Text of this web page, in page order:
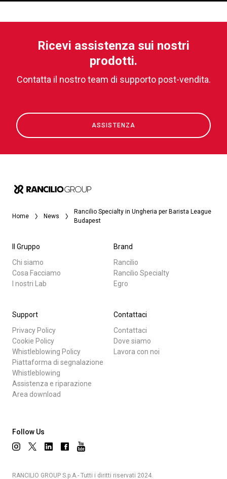
Ricevi assistenza sui nostri
prodotti.
Contatta il nostro team di supporto post-vendita.
ASSISTENZA
Home News
Rancilio Specialty in Ungheria per Barista League
Budapest
Il Gruppo
Chi siamo
Cosa Facciamo
I nostri Lab
Brand
Rancilio
Rancilio Specialty
Egro
Support
Privacy Policy
Cookie Policy
Whistleblowing Policy
Piattaforma di segnalazione
Whistleblowing
Assistenza e riparazione
Area download
Contattaci
Contattaci
Dove siamo
Lavora con noi
Follow Us
RANCILIO GROUP S.p.A.- Tutti i diritti riservati 2024.